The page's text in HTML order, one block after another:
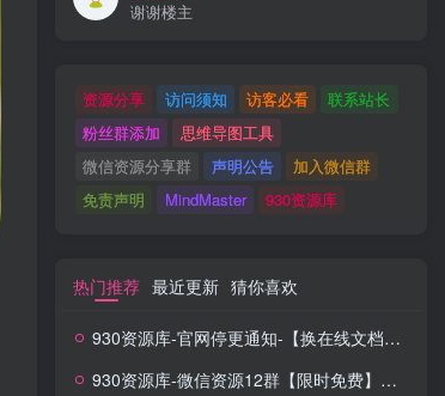
谢谢楼主
资源分享 访问须知 访客必看
联系站长
粉丝群添加
思维导图工具
微信资源分享群
声明公告
加入微信群
免责声明
MindMaster 930资源库
热门推荐 最近更新 猜你喜欢
930资源库-官网停更通知-【换在线文档更新-每日更新】
930资源库-微信资源12群【限时免费】开放入群中！！！